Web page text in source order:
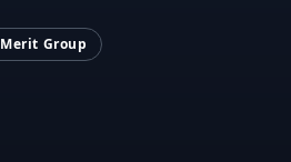
Merit Group